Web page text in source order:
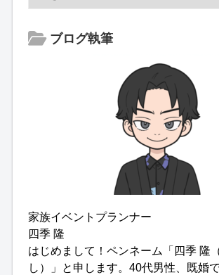
ブログ執筆
家族イベントプランナー
四季 隆
はじめまして！ペンネーム「四季 隆
し）」と申します。40代男性、既婚